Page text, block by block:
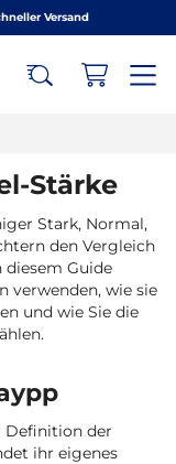
Versand
Stärke
Stark, Normal,
den Vergleich
diesem Guide
verwenden, wie sie
und wie Sie die
Definition der
ihr eigenes